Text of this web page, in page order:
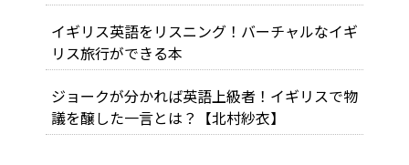
イギリス英語をリスニング！バーチャルなイギ
リス旅行ができる本
ジョークが分かれば英語上級者！イギリスで物
議を醸した一言とは？【北村紗衣】